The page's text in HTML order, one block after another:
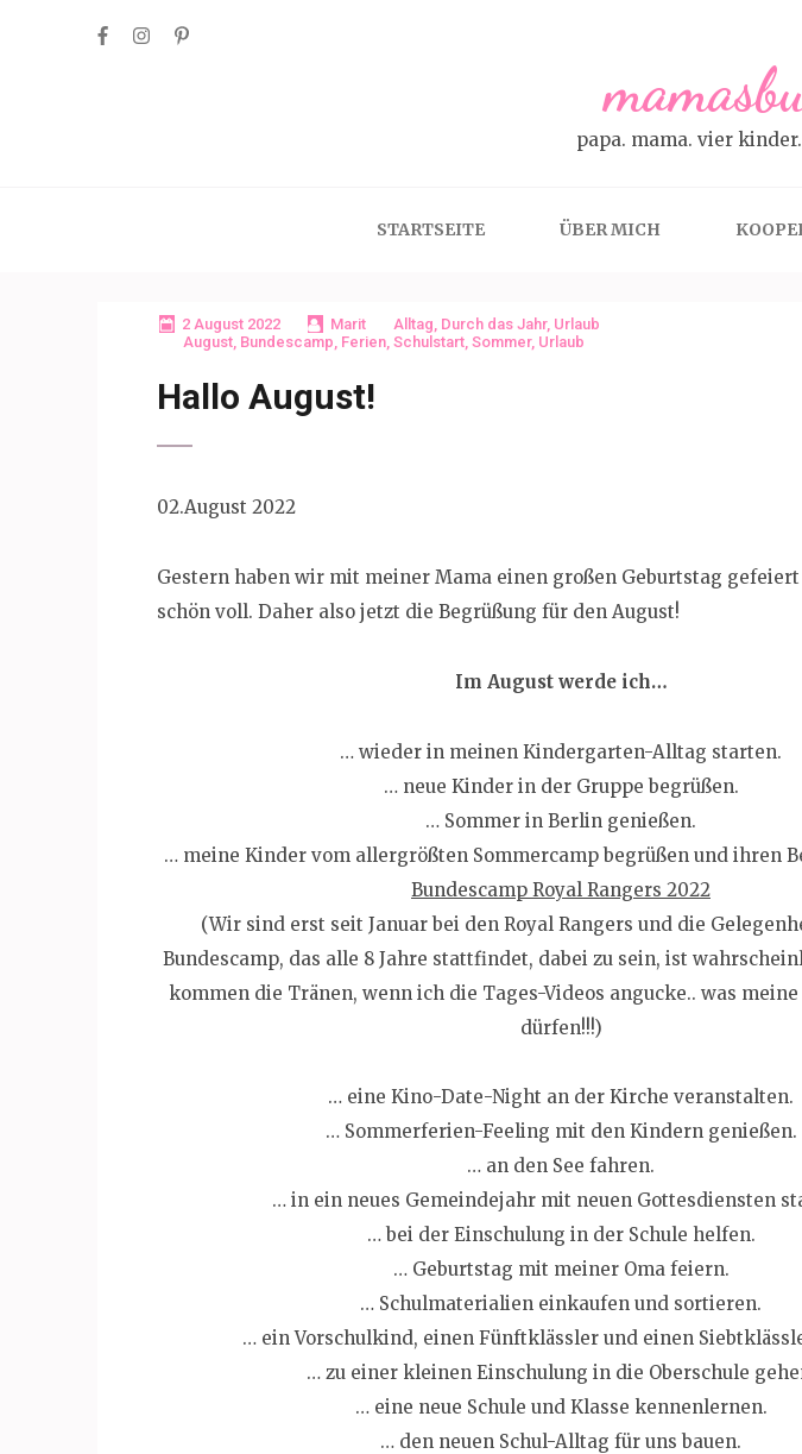
papa. mama. vier
STARTSEITE ÜBER MICH
2 August 2022 Marit Alltag, Durch das Jahr, Urlaub
August, Bundescamp, Ferien, Schulstart, Sommer, Urlaub
Hallo August!
02.August 2022
Gestern haben wir mit meiner Mama einen großen Geburtstag
schön voll. Daher also jetzt die Begrüßung für den August!
Im August werde ich…
… wieder in meinen Kindergarten-Alltag starten.
… neue Kinder in der Gruppe begrüßen.
… Sommer in Berlin genießen.
… meine Kinder vom allergrößten Sommercamp begrüßen und ihren
Bundescamp Royal Rangers 2022
(Wir sind erst seit Januar bei den Royal Rangers und die
Bundescamp, das alle 8 Jahre stattfindet, dabei zu sein, ist
kommen die Tränen, wenn ich die Tages-Videos angucke.. was meine
dürfen!!!)
… eine Kino-Date-Night an der Kirche veranstalten.
… Sommerferien-Feeling mit den Kindern genießen.
… an den See fahren.
… in ein neues Gemeindejahr mit neuen Gottesdiensten
… bei der Einschulung in der Schule helfen.
… Geburtstag mit meiner Oma feiern.
… Schulmaterialien einkaufen und sortieren.
… ein Vorschulkind, einen Fünftklässler und einen
… zu einer kleinen Einschulung in die Oberschule
… eine neue Schule und Klasse kennenlernen.
… den neuen Schul-Alltag für uns bauen.